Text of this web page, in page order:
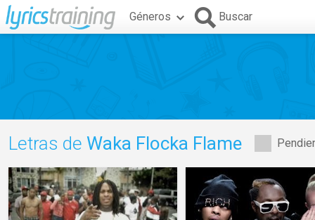
Géneros Buscar
Letras de Waka Flocka Flame